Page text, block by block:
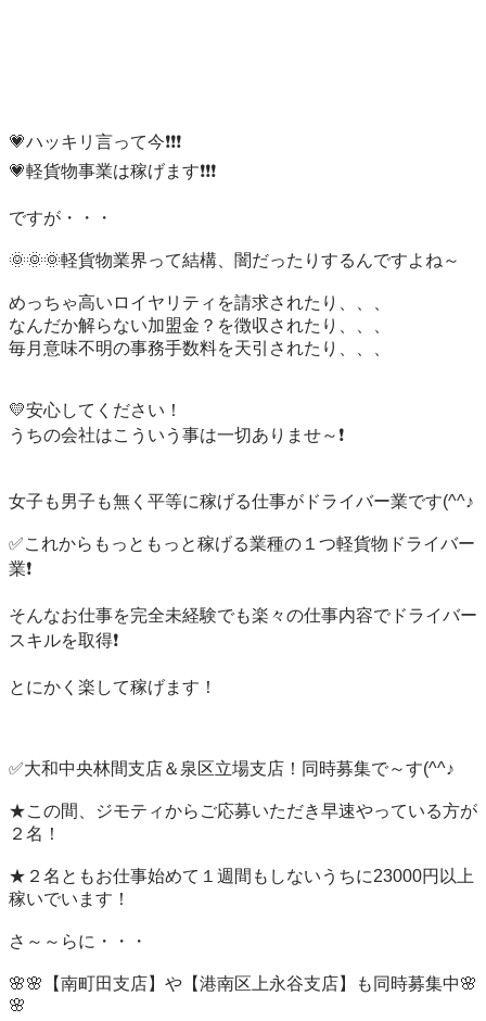
💗ハッキリ言って今❗️❗️❗️
💗軽貨物事業は稼げます❗️❗️❗️
ですが・・・
🌞🌞🌞軽貨物業界って結構、闇だったりするんですよね～
めっちゃ高いロイヤリティを請求されたり、、、
なんだか解らない加盟金？を徴収されたり、、、
毎月意味不明の事務手数料を天引されたり、、、
💛安心してください！
うちの会社はこういう事は一切ありませ～❗️
女子も男子も無く平等に稼げる仕事がドライバー業です(^^♪
✅これからもっともっと稼げる業種の１つ軽貨物ドライバー
業❗️
そんなお仕事を完全未経験でも楽々の仕事内容でドライバー
スキルを取得❗️
とにかく楽して稼げます！
✅大和中央林間支店＆泉区立場支店！同時募集で～す(^^♪
★この間、ジモティからご応募いただき早速やっている方が
２名！
★２名ともお仕事始めて１週間もしないうちに23000円以上
稼いでいます！
さ～～らに・・・
🌸🌸【南町田支店】や【港南区上永谷支店】も同時募集中🌸
🌸